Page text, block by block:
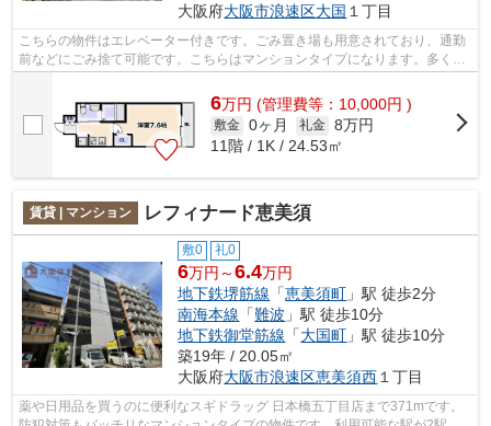
大阪府大阪市浪速区大国 １丁目
こちらの物件はエレベーター付きです。ごみ置き場も用意されており、通勤
前などにごみ捨て可能です。こちらはマンションタイプになります。多くの
方からご好評頂いているエステムコー...
6万円 (管理費等：10,000円 )
敷金 0ヶ月 礼金 8万円
11階 / 1K / 24.53㎡
賃貸 | マンション レフィナード恵美須
敷0 礼0
6万円～6.4万円
地下鉄堺筋線 「恵美須町 」駅 徒歩2分
南海本線 「難波 」駅 徒歩10分
地下鉄御堂筋線 「大国町 」駅 徒歩10分
築19年 / 20.05㎡
大阪府大阪市浪速区恵美須西１丁目
薬や日用品を買うのに便利なスギドラッグ 日本橋五丁目店まで371mです。